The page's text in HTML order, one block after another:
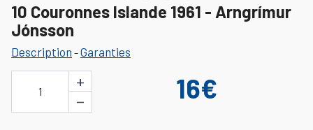
10 Couronnes Islande 1961 - Arngrímur
Jónsson
Description -Garanties
1
+
−
16€